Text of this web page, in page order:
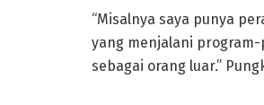
“Misalnya saya punya
yang menjalani
sebagai orang luar.”